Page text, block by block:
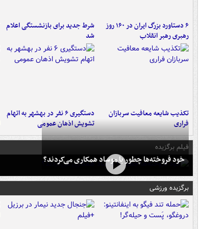
۶ دستاورد بزرگ ایران در ۱۶۰ روز
رهبری رهبر انقلاب
شرط جدید برای بازنشستگی اعلام
شد
تکذیب شایعه معافیت سربازان
فراری
دستگیری ۶ نفر در بهشهر به اتهام
تشویش اذهان عمومی
فیلم برگزیده
خود فروخته‌ها چطور با موساد همکاری می‌کردند؟
برگزیده ورزشی